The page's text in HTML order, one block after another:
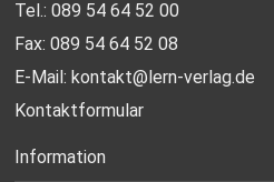
Tel.: 089 54 64 52 00
Fax: 089 54 64 52 08
E-Mail:kontakt@lern-verlag.de
Kontaktformular
Information